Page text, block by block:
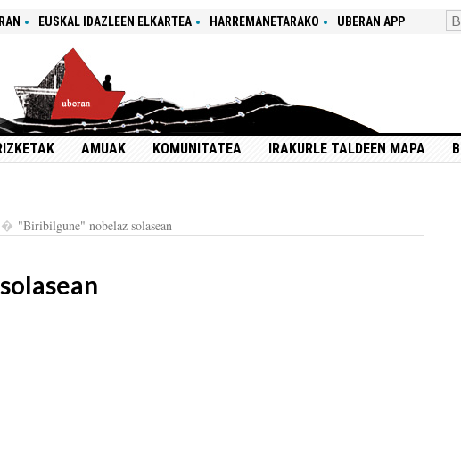
EUSKAL IDAZLEEN ELKARTEA HARREMANETARAKO UBERAN APP
AMUAK KOMUNITATEA IRAKURLE TALDEEN MAPA
"Biribilgune" nobelaz solasean